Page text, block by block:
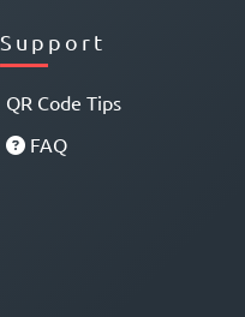
Support
QR Code Tips
FAQ